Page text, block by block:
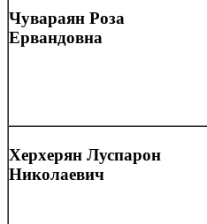
Чувараян Роза
Ервандовна
Херхерян Луспарон
Николаевич